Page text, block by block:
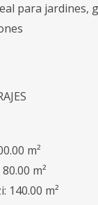
para jardines,
m²
m²
140.00 m²